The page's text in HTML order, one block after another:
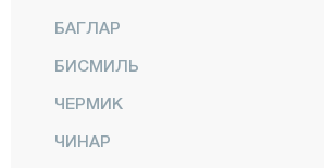
БАГЛАР
БИСМИЛЬ
ЧЕРМИК
ЧИНАР